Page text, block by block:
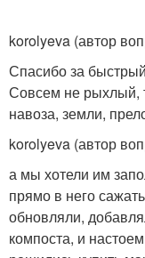
korolyeva (автор
Спасибо за
Совсем не рыхлый,
навоза, земли,
korolyeva (автор
а мы хотели им
прямо в него
обновляли,
компоста, и